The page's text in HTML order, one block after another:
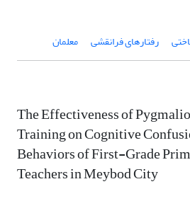
رفتارهای فرانقشی معلمان
The Effectiveness of
Training on Cognitive
Behaviors of First-Grade
Teachers in Meybod City